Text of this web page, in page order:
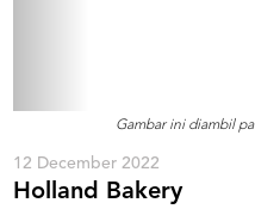
Gambar ini diambil
12 December 2022
Holland Bakery